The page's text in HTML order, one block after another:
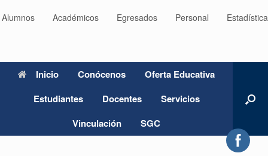
Alumnos Académicos Egresados Personal
Inicio Conócenos
Oferta Educativa
Estudiantes
Docentes
Servicios
Vinculación
SGC